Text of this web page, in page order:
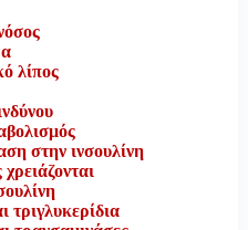
λίπος
στην ινσουλίνη
τριγλυκερίδια